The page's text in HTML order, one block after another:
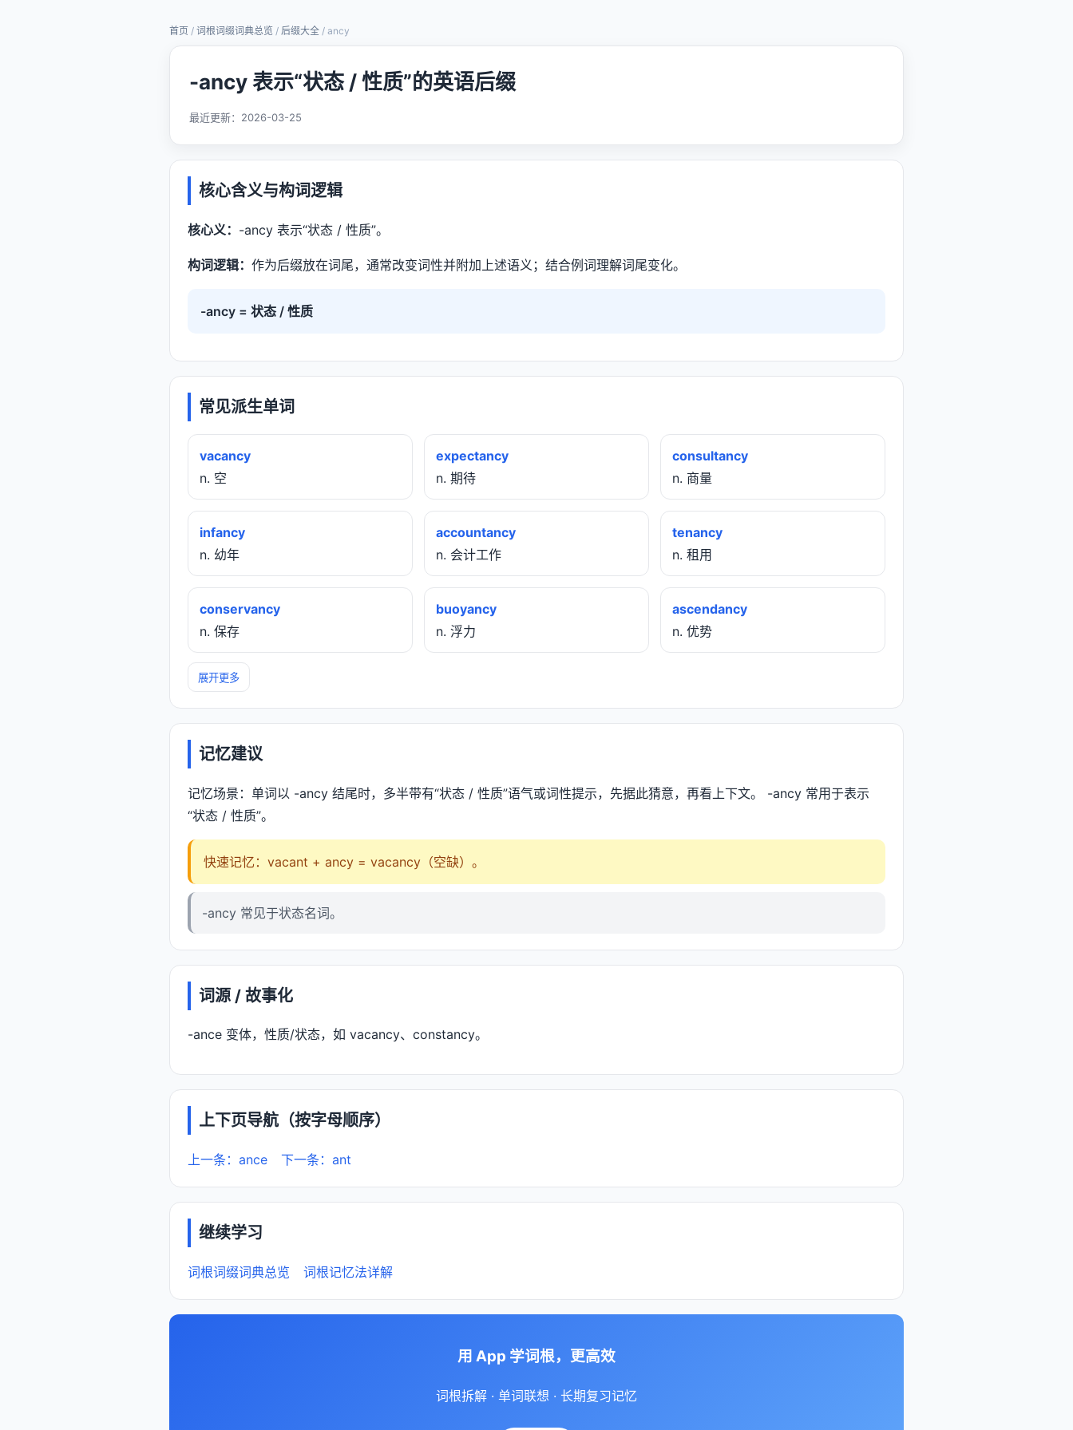
首页 / 词根词缀词典总览 / 后缀大全 / ancy
-ancy 表示“状态 / 性质”的英语后缀
最近更新： 2026-03-25
核心含义与构词逻辑
核心义： -ancy 表示“状态 / 性质”。
构词逻辑： 作为后缀放在词尾，通常改变词性并附加上述语义；结合例词理解词尾变化。
-ancy = 状态 / 性质
常见派生单词
vacancy
n. 空
expectancy
n. 期待
consultancy
n. 商量
infancy
n. 幼年
accountancy
n. 会计工作
tenancy
n. 租用
conservancy
n. 保存
buoyancy
n. 浮力
ascendancy
n. 优势
展开更多
记忆建议
记忆场景：单词以 -ancy 结尾时，多半带有“状态 / 性质”语气或词性提示，先据此猜意，再看上下文。 -ancy 常用于表示
“状态 / 性质”。
快速记忆：vacant + ancy = vacancy（空缺）。
-ancy 常见于状态名词。
词源 / 故事化
-ance 变体，性质/状态，如 vacancy、constancy。
上下页导航（按字母顺序）
上一条：ance 下一条：ant
继续学习
词根词缀词典总览 词根记忆法详解
用 App 学词根，更高效
词根拆解 · 单词联想 · 长期复习记忆